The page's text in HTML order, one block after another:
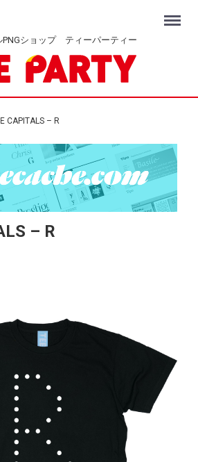
PNGショップ ティーパーティー
Menu
CAPITALS – R
– R